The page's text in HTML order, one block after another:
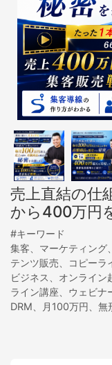
売上直結の仕
から400万円
#キーワード
集客、マーケティング
テンツ販売、コピーラ
ビジネス、オンライン
ライン講座、ウェビナ
DRM、月100万円、無